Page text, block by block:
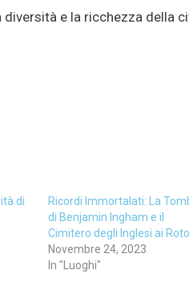
diversità e la ricchezza della
di
Ricordi Immortalati: La
di Benjamin Ingham e il
Cimitero degli Inglesi ai
Novembre 24, 2023
In "Luoghi"